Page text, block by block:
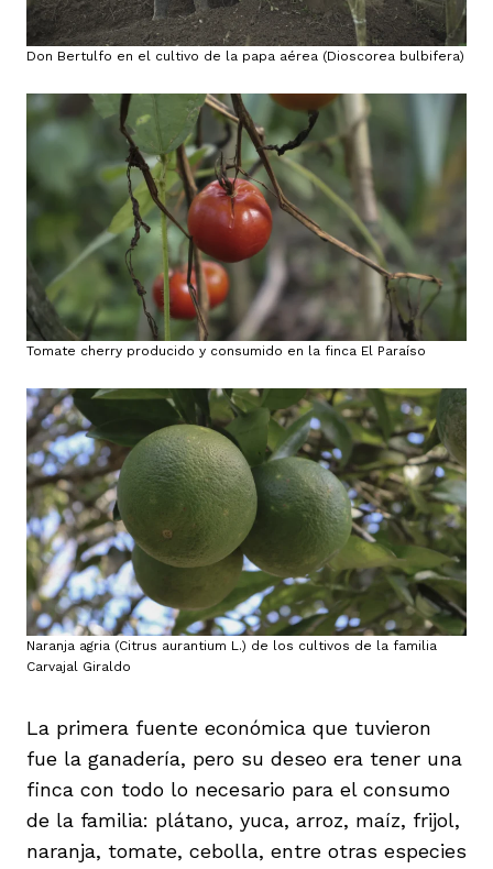
Don Bertulfo en el cultivo de la papa aérea (Dioscorea bulbifera)
Tomate cherry producido y consumido en la finca El Paraíso
Naranja agria (Citrus aurantium L.) de los cultivos de la familia
Carvajal Giraldo
La primera fuente económica que tuvieron
fue la ganadería, pero su deseo era tener una
finca con todo lo necesario para el consumo
de la familia: plátano, yuca, arroz, maíz, frijol,
naranja, tomate, cebolla, entre otras especies